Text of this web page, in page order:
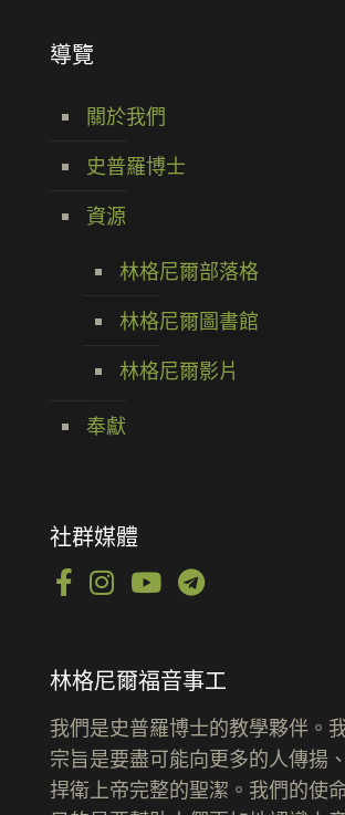
導覽
關於我們
史普羅博士
資源
林格尼爾部落格
林格尼爾圖書館
林格尼爾影片
奉獻
社群媒體
林格尼爾福音事工
我們是史普羅博士的教學夥伴。
宗旨是要盡可能向更多的人傳揚
捍衛上帝完整的聖潔。我們的使